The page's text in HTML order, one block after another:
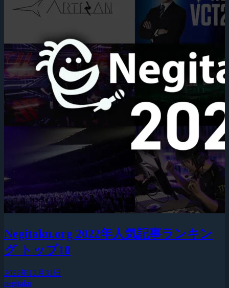
Negitaku.org 2022年人気記事ランキン
グ トップ10
2022年12月31日
negitaku